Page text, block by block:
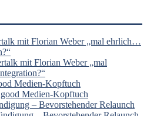
mit Florian Weber „mal ehrlich…
mit Florian Weber „mal
Medien-Kopftuch
Medien-Kopftuch
– Bevorstehender Relaunch